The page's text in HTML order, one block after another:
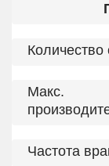
Количество
Макс.
Частота